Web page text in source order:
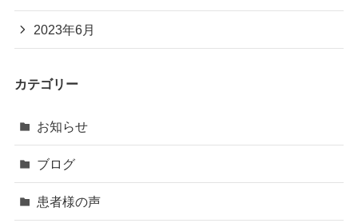
2023年6月
カテゴリー
お知らせ
ブログ
患者様の声